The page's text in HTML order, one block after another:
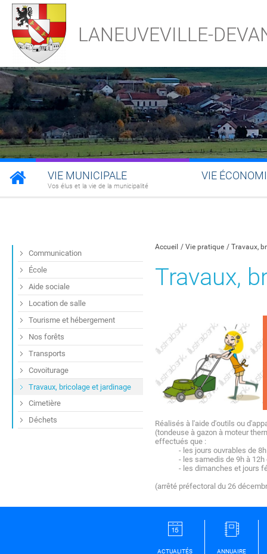
LANEUVEVILLE-
VIE MUNICIPALE
Vos élus et la vie de la municipalité
VIE
Accueil Vie pratique Travaux,
Travaux,
Réalisés à l'aide d'outils ou
(tondeuse à gazon à moteur
effectués que :
- les jours ouvrables de
- les samedis de 9h à 12h
- les dimanches et jours
(arrêté préfectoral du 26
Communication
École
Aide sociale
Location de salle
Tourisme et hébergement
Nos forêts
Transports
Covoiturage
Travaux, bricolage et jardinage
Cimetière
Déchets
ACTUALITÉS ANNUAIRE